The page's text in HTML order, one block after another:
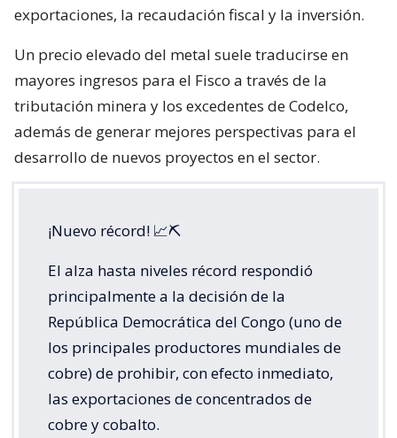
exportaciones, la recaudación fiscal y la inversión.
Un precio elevado del metal suele traducirse en
mayores ingresos para el Fisco a través de la
tributación minera y los excedentes de Codelco,
además de generar mejores perspectivas para el
desarrollo de nuevos proyectos en el sector.
¡Nuevo récord! 📈⛏️
El alza hasta niveles récord respondió
principalmente a la decisión de la
República Democrática del Congo (uno de
los principales productores mundiales de
cobre) de prohibir, con efecto inmediato,
las exportaciones de concentrados de
cobre y cobalto.